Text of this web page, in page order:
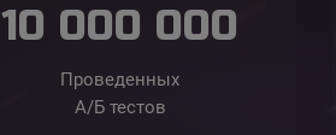
10 000 000
Проведенных
А/Б тестов